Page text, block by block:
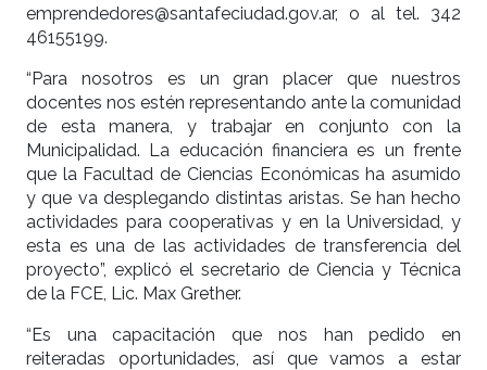
emprendedores@santafeciudad.gov.ar, o al tel. 342
46155199.
“Para nosotros es un gran placer que nuestros
docentes nos estén representando ante la comunidad
de esta manera, y trabajar en conjunto con la
Municipalidad. La educación financiera es un frente
que la Facultad de Ciencias Económicas ha asumido
y que va desplegando distintas aristas. Se han hecho
actividades para cooperativas y en la Universidad, y
esta es una de las actividades de transferencia del
proyecto”, explicó el secretario de Ciencia y Técnica
de la FCE, Lic. Max Grether.
“Es una capacitación que nos han pedido en
reiteradas oportunidades, así que vamos a estar